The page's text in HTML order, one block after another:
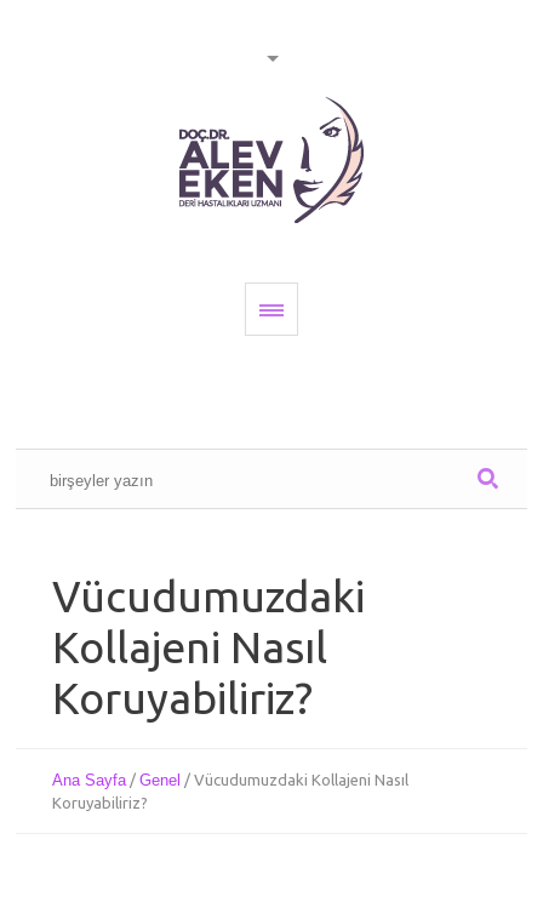
Vücudumuzdaki
Kollajeni Nasıl
Koruyabiliriz?
Ana Sayfa /Genel /Vücudumuzdaki Kollajeni Nasıl
Koruyabiliriz?